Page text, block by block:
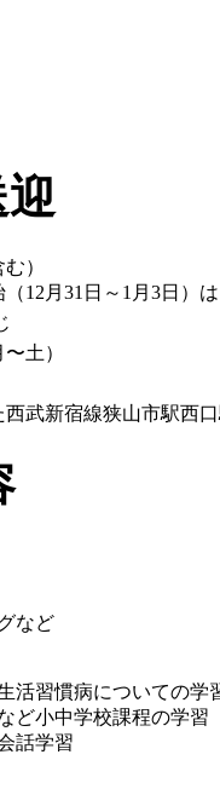
）
12月31日～1月3日）
土）
武新宿線狭山市駅西
など
活習慣病についての学
ど小中学校課程の学習
話学習